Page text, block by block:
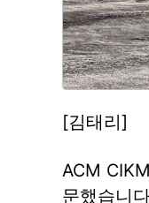
[김태리]
ACM
문했습니